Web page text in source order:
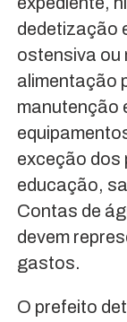
dedetização
ostensiva ou
alimentação
manutenção
exceção dos
educação,
Contas de
devem
gastos.
O prefeito